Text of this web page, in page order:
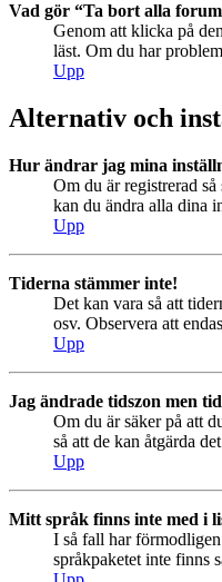
Vad gör “Ta bort alla
Genom att klicka på
läst. Om du har
Upp
Alternativ och
Hur ändrar jag mina
Om du är registrerad
kan du ändra alla dina
Upp
Tiderna stämmer inte!
Det kan vara så att
osv. Observera att
Upp
Jag ändrade tidszon men
Om du är säker på att
så att de kan åtgärda
Upp
Mitt språk finns inte med i
I så fall har
språkpaketet inte finns